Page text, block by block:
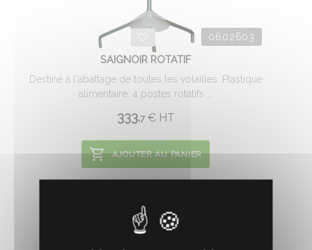
0602603
SAIGNOIR ROTATIF
Destiné à l'abattage de toutes les volailles. Plastique
alimentaire. 4 postes rotatifs ...
333.7 €HT
AJOUTER AU PANIER